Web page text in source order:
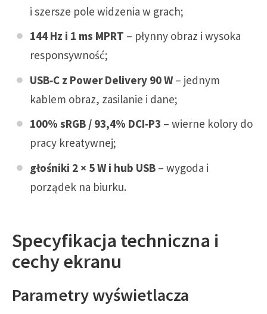
i szersze pole widzenia w grach;
144 Hz i 1 ms MPRT – płynny obraz i wysoka
responsywność;
USB‑C z Power Delivery 90 W – jednym
kablem obraz, zasilanie i dane;
100% sRGB / 93,4% DCI‑P3 – wierne kolory do
pracy kreatywnej;
głośniki 2 × 5 W i hub USB – wygoda i
porządek na biurku.
Specyfikacja techniczna i
cechy ekranu
Parametry wyświetlacza